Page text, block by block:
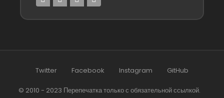
Twitter Facebook Instagram GitHub
© 2010 - 2023 Перепечатка только с обязательной ссылкой.